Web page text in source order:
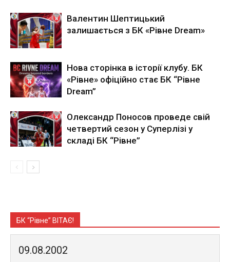
Валентин Шептицький
залишається з БК «Рівне Dream»
Нова сторінка в історії клубу. БК
«Рівне» офіційно стає БК “Рівне
Dream”
Олександр Поносов проведе свій
четвертий сезон у Суперлізі у
складі БК “Рівне”
БК “Рівне” ВІТАЄ!
09.08.2002